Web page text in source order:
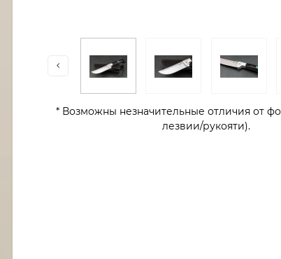
* Возможны незначительные отличия от
лезвии/рукояти).